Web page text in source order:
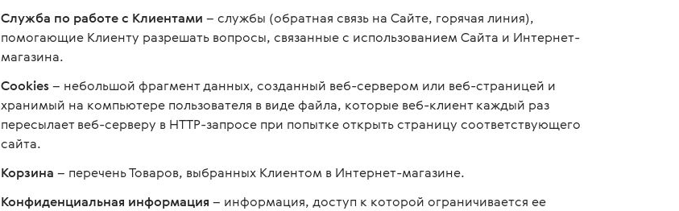
Служба по работе с Клиентами – службы (обратная связь на Сайте, горячая линия),
помогающие Клиенту разрешать вопросы, связанные с использованием Сайта и Интернет-
магазина.
Cookies– небольшой фрагмент данных, созданный веб-сервером или веб-страницей и
хранимый на компьютере пользователя в виде файла, которые веб-клиент каждый раз
пересылает веб-серверу в HTTP-запросе при попытке открыть страницу соответствующего
сайта.
Корзина – перечень Товаров, выбранных Клиентом в Интернет-магазине.
Конфиденциальная информация – информация, доступ к которой ограничивается ее